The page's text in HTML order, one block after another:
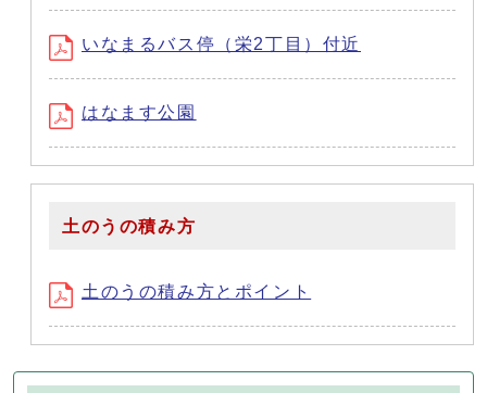
いなまるバス停（栄2丁目）付近
はなます公園
土のうの積み方
土のうの積み方とポイント